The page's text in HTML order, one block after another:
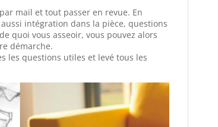
mail et tout passer en revue. En
intégration dans la pièce, questions
quoi vous asseoir, vous pouvez alors
démarche.
les questions utiles et levé tous les